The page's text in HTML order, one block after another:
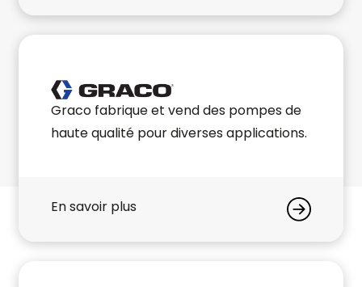
Graco fabrique et vend des pompes de
haute qualité pour diverses applications.
En savoir plus